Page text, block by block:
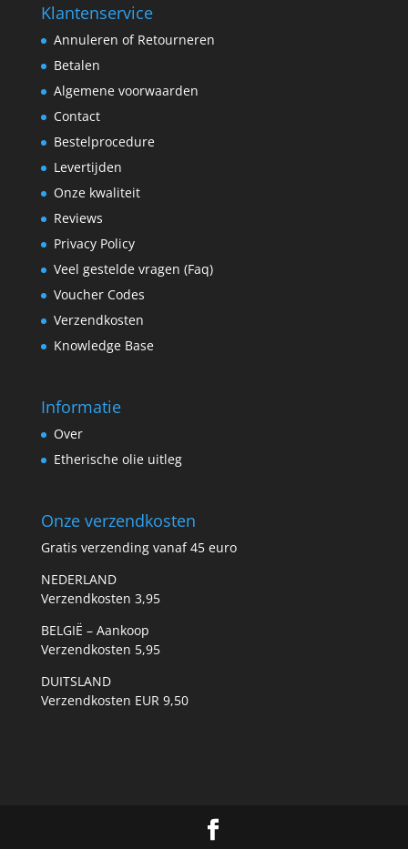
Klantenservice
Annuleren of Retourneren
Betalen
Algemene voorwaarden
Contact
Bestelprocedure
Levertijden
Onze kwaliteit
Reviews
Privacy Policy
Veel gestelde vragen (Faq)
Voucher Codes
Verzendkosten
Knowledge Base
Informatie
Over
Etherische olie uitleg
Onze verzendkosten
Gratis verzending vanaf 45 euro
NEDERLAND
Verzendkosten 3,95
BELGIË – Aankoop
Verzendkosten 5,95
DUITSLAND
Verzendkosten EUR 9,50